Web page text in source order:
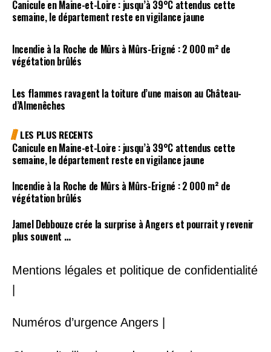
Canicule en Maine-et-Loire : jusqu’à 39°C attendus cette
semaine, le département reste en vigilance jaune
Incendie à la Roche de Mûrs à Mûrs-Erigné : 2 000 m² de
végétation brûlés
Les flammes ravagent la toiture d’une maison au Château-
d’Almenêches
LES PLUS RECENTS
Canicule en Maine-et-Loire : jusqu’à 39°C attendus cette
semaine, le département reste en vigilance jaune
Incendie à la Roche de Mûrs à Mûrs-Erigné : 2 000 m² de
végétation brûlés
Jamel Debbouze crée la surprise à Angers et pourrait y revenir
plus souvent …
Mentions légales et politique de confidentialité
|
Numéros d’urgence Angers |